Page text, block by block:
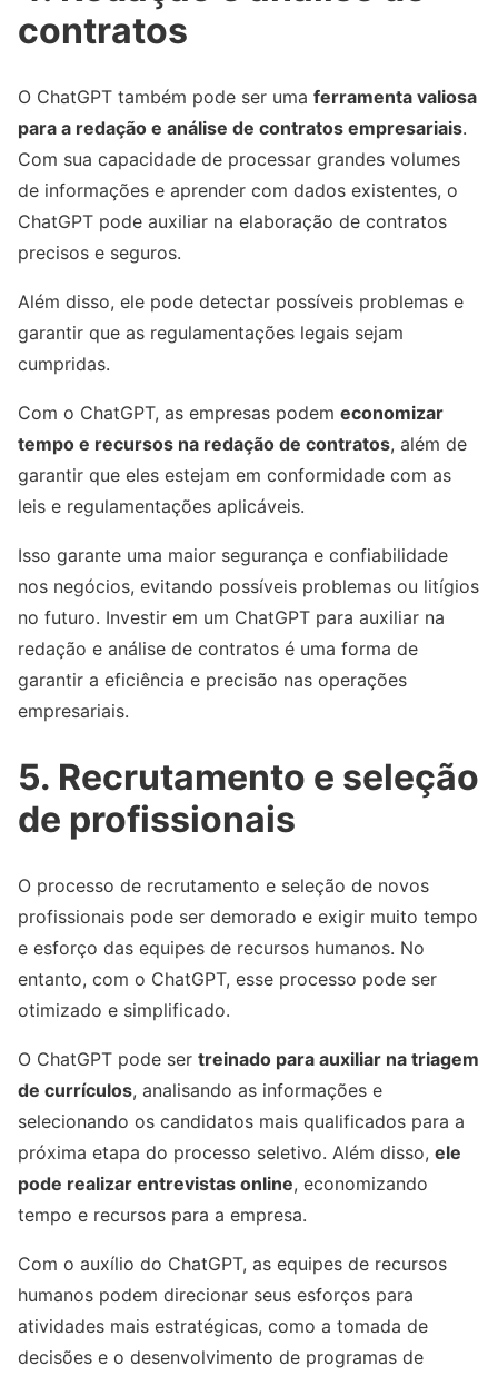
contratos
O ChatGPT também pode ser uma ferramenta valiosa
para a redação e análise de contratos empresariais.
Com sua capacidade de processar grandes volumes
de informações e aprender com dados existentes, o
ChatGPT pode auxiliar na elaboração de contratos
precisos e seguros.
Além disso, ele pode detectar possíveis problemas e
garantir que as regulamentações legais sejam
cumpridas.
Com o ChatGPT, as empresas podem economizar
tempo e recursos na redação de contratos, além de
garantir que eles estejam em conformidade com as
leis e regulamentações aplicáveis.
Isso garante uma maior segurança e confiabilidade
nos negócios, evitando possíveis problemas ou litígios
no futuro. Investir em um ChatGPT para auxiliar na
redação e análise de contratos é uma forma de
garantir a eficiência e precisão nas operações
empresariais.
5. Recrutamento e seleção
de profissionais
O processo de recrutamento e seleção de novos
profissionais pode ser demorado e exigir muito tempo
e esforço das equipes de recursos humanos. No
entanto, com o ChatGPT, esse processo pode ser
otimizado e simplificado.
O ChatGPT pode ser treinado para auxiliar na triagem
de currículos, analisando as informações e
selecionando os candidatos mais qualificados para a
próxima etapa do processo seletivo. Além disso, ele
pode realizar entrevistas online, economizando
tempo e recursos para a empresa.
Com o auxílio do ChatGPT, as equipes de recursos
humanos podem direcionar seus esforços para
atividades mais estratégicas, como a tomada de
decisões e o desenvolvimento de programas de